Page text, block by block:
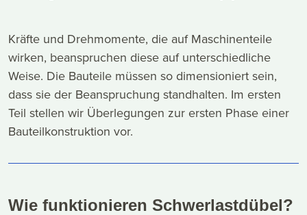
Kräfte und Drehmomente, die auf Maschinenteile
wirken, beanspruchen diese auf unterschiedliche
Weise. Die Bauteile müssen so dimensioniert sein,
dass sie der Beanspruchung standhalten. Im ersten
Teil stellen wir Überlegungen zur ersten Phase einer
Bauteilkonstruktion vor.
Wie funktionieren Schwerlastdübel?